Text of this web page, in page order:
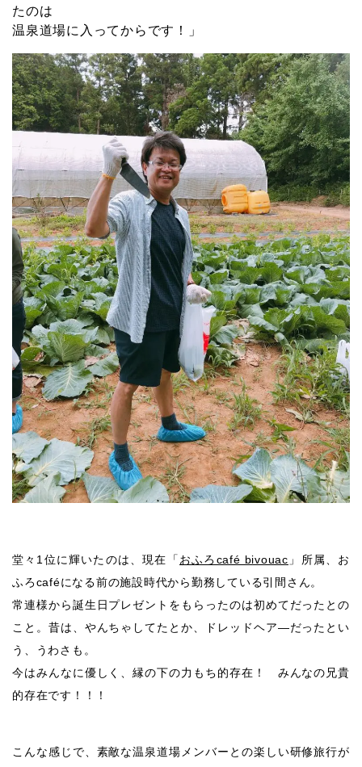
たのは
温泉道場に入ってからです！」
堂々1位に輝いたのは、現在「 おふろcafé bivouac 」所属、お
ふろcaféになる前の施設時代から勤務している引間さん。
常連様から誕生日プレゼントをもらったのは初めてだったとの
こと。昔は、やんちゃしてたとか、ドレッドヘア―だったとい
う、うわさも。
今はみんなに優しく、縁の下の力もち的存在！ みんなの兄貴
的存在です！！！
こんな感じで、素敵な温泉道場メンバーとの楽しい研修旅行が